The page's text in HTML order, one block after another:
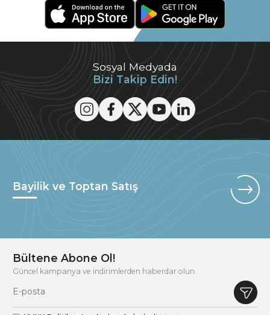
Sosyal Medyada
Bizi Takip Edin!
Bayilik ve Toptan Satış
Bültene Abone Ol!
Güncel kampanya ve indirimlerden haberdar olun.